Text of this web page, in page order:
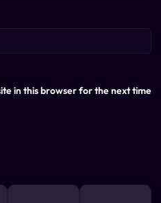
in this browser for the next time